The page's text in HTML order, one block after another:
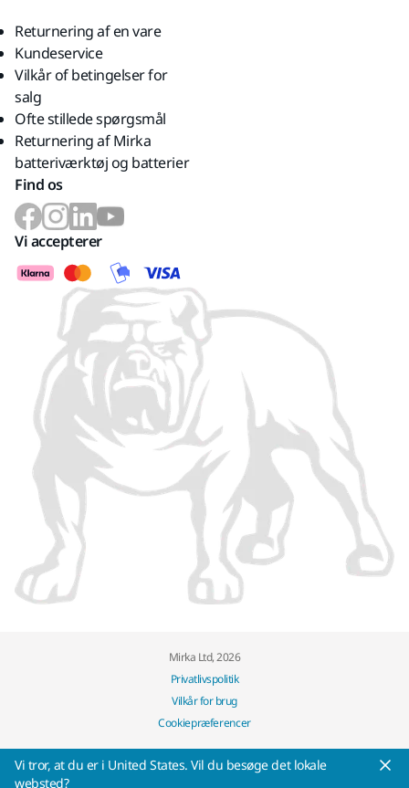
Returnering af en vare
Kundeservice
Vilkår of betingelser for
salg
Ofte stillede spørgsmål
Returnering af Mirka
batteriværktøj og batterier
Find os
Vi accepterer
Mirka Ltd, 2026
Privatlivspolitik
Vilkår for brug
Cookiepræferencer
Vi tror, at ​​du er i United States. Vil du besøge det lokale
websted?